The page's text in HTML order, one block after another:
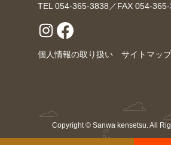
TEL 054-365-3838／FAX 054-
個人情報の取り扱い サイトマップ
Copyright © Sanwa kensetsu. All